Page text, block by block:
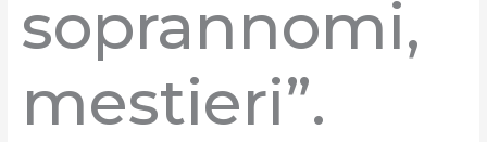
soprannomi,
mestieri”.